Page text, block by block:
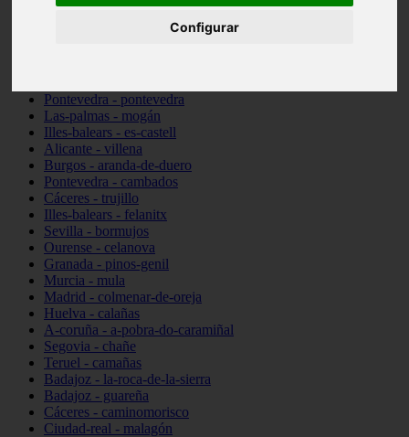
Configurar
Illes-balears - sant-josep-de-sa-talaia
Pontevedra - pontevedra
Las-palmas - mogán
Illes-balears - es-castell
Alicante - villena
Burgos - aranda-de-duero
Pontevedra - cambados
Cáceres - trujillo
Illes-balears - felanitx
Sevilla - bormujos
Ourense - celanova
Granada - pinos-genil
Murcia - mula
Madrid - colmenar-de-oreja
Huelva - calañas
A-coruña - a-pobra-do-caramiñal
Segovia - chañe
Teruel - camañas
Badajoz - la-roca-de-la-sierra
Badajoz - guareña
Cáceres - caminomorisco
Ciudad-real - malagón